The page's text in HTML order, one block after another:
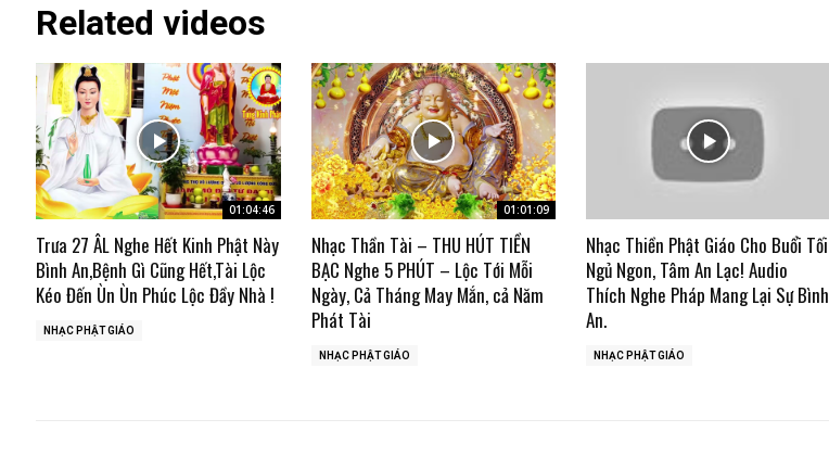
Related videos
01:04:46
Trưa 27 ÂL Nghe Hết Kinh Phật Này
Bình An,Bệnh Gì Cũng Hết,Tài Lộc
Kéo Đến Ùn Ùn Phúc Lộc Đầy Nhà !
NHẠC PHẬT GIÁO
01:01:09
Nhạc Thần Tài – THU HÚT TIỀN
BẠC Nghe 5 PHÚT – Lộc Tới Mỗi
Ngày, Cả Tháng May Mắn, cả Năm
Phát Tài
NHẠC PHẬT GIÁO
Nhạc Thiền Phật Giáo Cho Buổi Tối
Ngủ Ngon, Tâm An Lạc! Audio
Thích Nghe Pháp Mang Lại Sự Bình
An.
NHẠC PHẬT GIÁO